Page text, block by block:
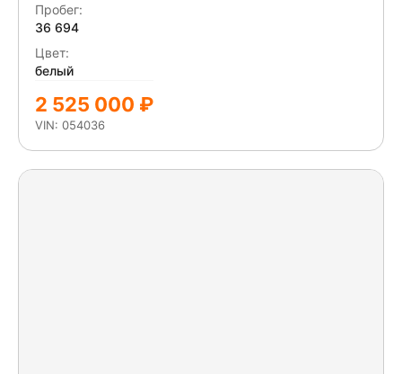
Пробег:
36 694
Цвет:
белый
2 525 000 ₽
VIN: 054036